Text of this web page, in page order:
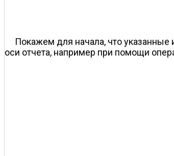
Покажем для начала, что
оси отчета, например при помощи